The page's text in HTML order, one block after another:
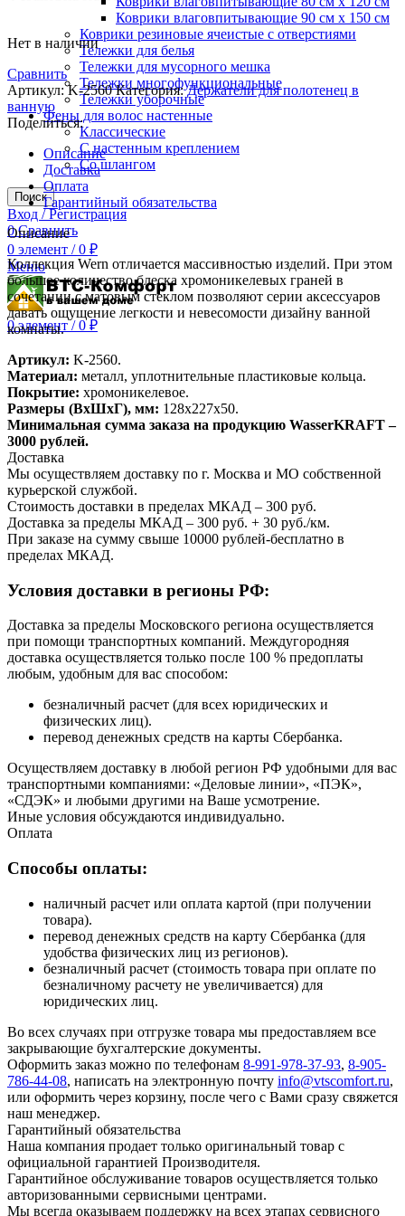
Коврики влаговпитывающие 90 см х 150 см
Коврики резиновые ячеистые с отверстиями
Тележки для белья
Тележки для мусорного мешка
Тележки многофункциональные
Тележки уборочные
Фены для волос настенные
Классические
С настенным креплением
Со шлангом
Поиск
Вход / Регистрация
0 Сравнить
0 элемент / 0 ₽
Меню
0элемент / 0₽
Нет в наличии
Сравнить
Артикул:K-2560Категория: Держатели для полотенец в
ванную
Поделиться:
Описание
Доставка
Оплата
Гарантийный обязательства
Описание
Коллекция Wern отличается массивностью изделий. При этом
большое количество блеска хромоникелевых граней в
сочетании с матовым стеклом позволяют серии аксессуаров
давать ощущение легкости и невесомости дизайну ванной
комнаты.
Артикул: K-2560.
Материал: металл, уплотнительные пластиковые кольца.
Покрытие: хромоникелевое.
Размеры (ВхШхГ), мм: 128х227х50.
Минимальная сумма заказа на продукцию WasserKRAFT –
3000 рублей.
Доставка
Мы осуществляем доставку по г. Москва и МО собственной
курьерской службой.
Стоимость доставки в пределах МКАД – 300 руб.
Доставка за пределы МКАД – 300 руб. + 30 руб./км.
При заказе на сумму свыше 10000 рублей-бесплатно в
пределах МКАД.
Условия доставки в регионы РФ:
Доставка за пределы Московского региона осуществляется
при помощи транспортных компаний. Междугородняя
доставка осуществляется только после 100 % предоплаты
любым, удобным для вас способом:
безналичный расчет (для всех юридических и
физических лиц).
перевод денежных средств на карты Сбербанка.
Осуществляем доставку в любой регион РФ удобными для вас
транспортными компаниями: «Деловые линии», «ПЭК»,
«СДЭК» и любыми другими на Ваше усмотрение.
Иные условия обсуждаются индивидуально.
Оплата
Способы оплаты:
наличный расчет или оплата картой (при получении
товара).
перевод денежных средств на карту Сбербанка (для
удобства физических лиц из регионов).
безналичный расчет (стоимость товара при оплате по
безналичному расчету не увеличивается) для
юридических лиц.
Во всех случаях при отгрузке товара мы предоставляем все
закрывающие бухгалтерские документы.
Оформить заказ можно по телефонам 8-991-978-37-93, 8-905-
786-44-08, написать на электронную почту info@vtscomfort.ru,
или оформить через корзину, после чего с Вами сразу свяжется
наш менеджер.
Гарантийный обязательства
Наша компания продает только оригинальный товар с
официальной гарантией Производителя.
Гарантийное обслуживание товаров осуществляется только
авторизованными сервисными центрами.
Мы всегда оказываем поддержку на всех этапах сервисного